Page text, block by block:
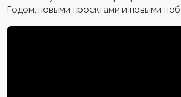
Годом, новыми проектами и новыми